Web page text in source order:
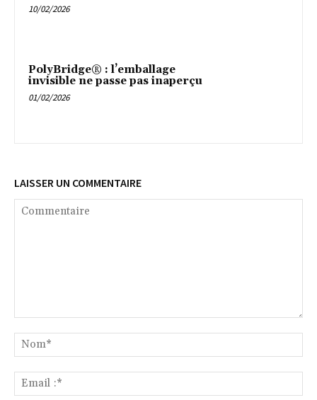
10/02/2026
PolyBridge® : l’emballage
invisible ne passe pas inaperçu
01/02/2026
LAISSER UN COMMENTAIRE
:*